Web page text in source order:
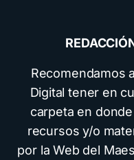
Recomendamos
Digital tener en
carpeta en
recursos y/o
por la Web del